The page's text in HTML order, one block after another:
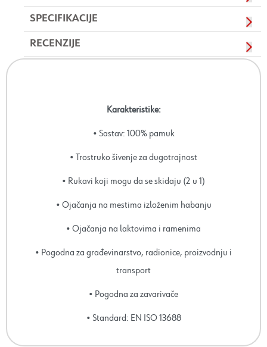
SPECIFIKACIJE
RECENZIJE
Karakteristike:
• Sastav: 100% pamuk
• Trostruko šivenje za dugotrajnost
• Rukavi koji mogu da se skidaju (2 u 1)
• Ojačanja na mestima izloženim habanju
• Ojačanja na laktovima i ramenima
• Pogodna za građevinarstvo, radionice, proizvodnju i
transport
• Pogodna za zavarivače
• Standard: EN ISO 13688